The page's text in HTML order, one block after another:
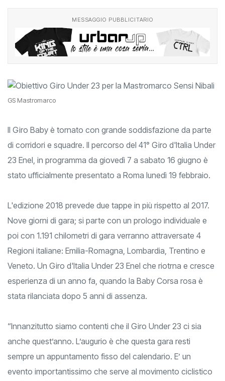
MESSAGGIO PUBBLICITARIO
GS Mastromarco
Il Giro Baby è tornato con grande soddisfazione da parte
di corridori e squadre. Il percorso del 41° Giro d'Italia Under
23 Enel, in programma da giovedì 7 a sabato 16 giugno è
stato ufficialmente presentato a Roma lunedì 19 febbraio.
L'edizione 2018 prevede due tappe in più rispetto al 2017.
Nove giorni di gara; si parte con un prologo individuale e
poi con 1.191 chilometri di gara verranno attraversate 4
Regioni italiane: Emilia-Romagna, Lombardia, Trentino e
Veneto. Un Giro d'Italia Under 23 Enel che riotrna e cresce
esperienza di un anno fa, quando la Baby Corsa rosa è
stata rilanciata dopo 5 anni di assenza.
“Innanzitutto siamo contenti che il Giro Under 23 ci sia
anche quest’anno. L’augurio è che questa gara resti
sempre un appuntamento fisso del calendario. E’ un
evento importantissimo che serve al movimento ciclistico